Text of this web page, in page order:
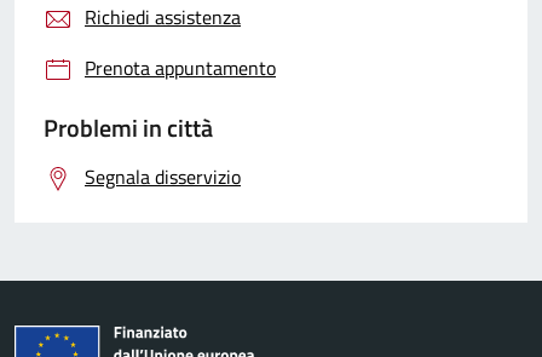
Richiedi assistenza
Prenota appuntamento
Problemi in città
Segnala disservizio